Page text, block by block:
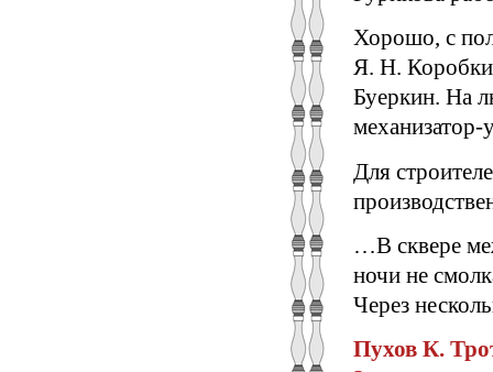
Хорошо, с
Я. Н.
Буеркин. На
Для
…В сквере
ночи не
Через
Пухов К.